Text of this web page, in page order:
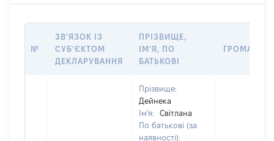
№
ЗВ'ЯЗОК ІЗ
СУБ'ЄКТОМ
ДЕКЛАРУВАННЯ
ПРІЗВИЩЕ,
ІМ'Я, ПО
БАТЬКОВІ
Прізвище:
Дейнека
Ім'я:
Світлана
По батькові (за
наявності):